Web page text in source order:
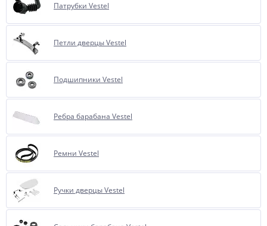
Патрубки Vestel
Петли дверцы Vestel
Подшипники Vestel
Ребра барабана Vestel
Ремни Vestel
Ручки дверцы Vestel